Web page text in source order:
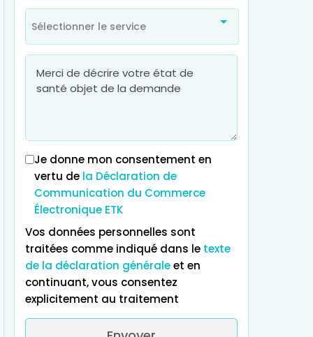
Sélectionner le service
Je donne mon consentement en
vertu de la Déclaration de
Communication du Commerce
Électronique ETK
Vos données personnelles sont
traitées comme indiqué dans le texte
de la déclaration généraleet en
continuant, vous consentez
explicitement au traitement